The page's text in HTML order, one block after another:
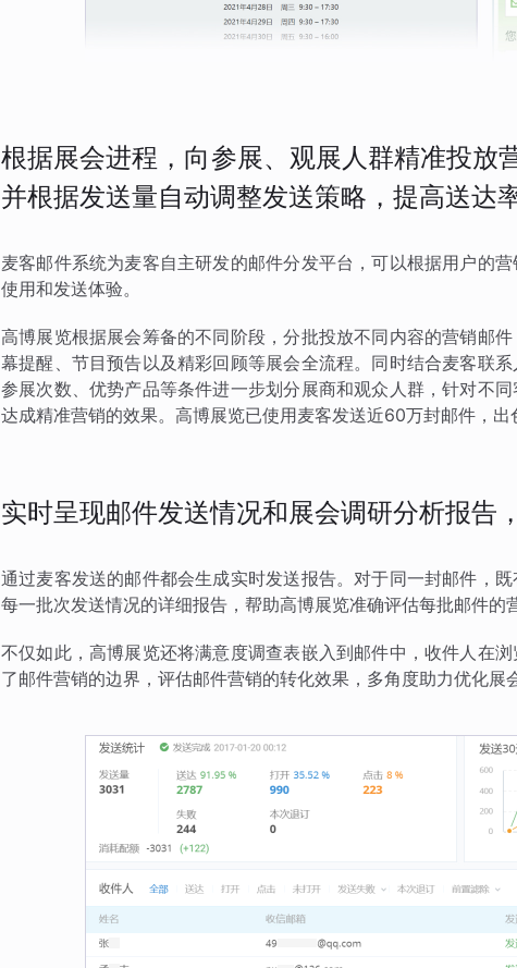
根据展会进程，向参展、观展人群精准投放
并根据发送量自动调整发送策略，提高送达
麦客邮件系统为麦客自主研发的邮件分发平台，可以根据用户的
使用和发送体验。
高博展览根据展会筹备的不同阶段，分批投放不同内容的营销邮
幕提醒、节目预告以及精彩回顾等展会全流程。同时结合麦客联
参展次数、优势产品等条件进一步划分展商和观众人群，针对不
达成精准营销的效果。高博展览已使用麦客发送近60万封邮件，出
实时呈现邮件发送情况和展会调研分析报告
通过麦客发送的邮件都会生成实时发送报告。对于同一封邮件，
每一批次发送情况的详细报告，帮助高博展览准确评估每批邮件的
不仅如此，高博展览还将满意度调查表嵌入到邮件中，收件人在
了邮件营销的边界，评估邮件营销的转化效果，多角度助力优化展